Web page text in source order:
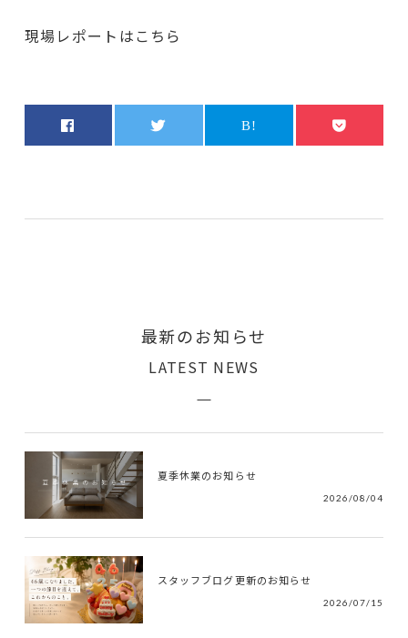
現場レポートはこちら
最新のお知らせ
LATEST NEWS
夏季休業のお知らせ
2026/08/04
スタッフブログ更新のお知らせ
2026/07/15